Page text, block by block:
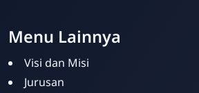
Menu Lainnya
Visi dan Misi
Jurusan